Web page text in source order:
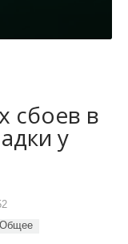
сбоев в
у
Общее